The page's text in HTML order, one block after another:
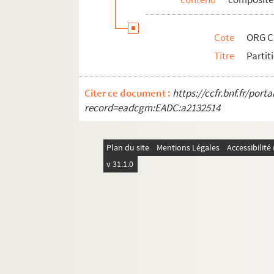
ORG C.7/4. Partitions de Grimaldi,
ORG C.7/4. Partitions de Grimaud,
ORG C.7/4. Partitions de Grosz, Will,
ORG C.7/4. Partitions de Gueteville,
ORG C.7/4. Partitions de Guilbert, J.
ORG C.7/4. Partitions de Guillaume,
Cote
ORG
Titre
Citer ce document : https://ccfr.bnf.fr/
record=eadcgm:EADC:a2132514
Plan du site Mentions Légales
v 31.1.0